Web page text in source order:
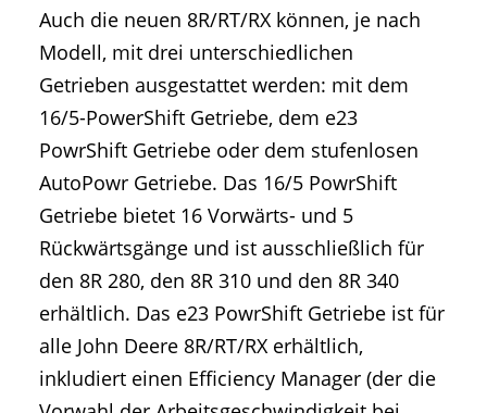
Auch die neuen 8R/RT/RX können, je nach
Modell, mit drei unterschiedlichen
Getrieben ausgestattet werden: mit dem
16/5-PowerShift Getriebe, dem e23
PowrShift Getriebe oder dem stufenlosen
AutoPowr Getriebe. Das 16/5 PowrShift
Getriebe bietet 16 Vorwärts- und 5
Rückwärtsgänge und ist ausschließlich für
den 8R 280, den 8R 310 und den 8R 340
erhältlich. Das e23 PowrShift Getriebe ist für
alle John Deere 8R/RT/RX erhältlich,
inkludiert einen Efficiency Manager (der die